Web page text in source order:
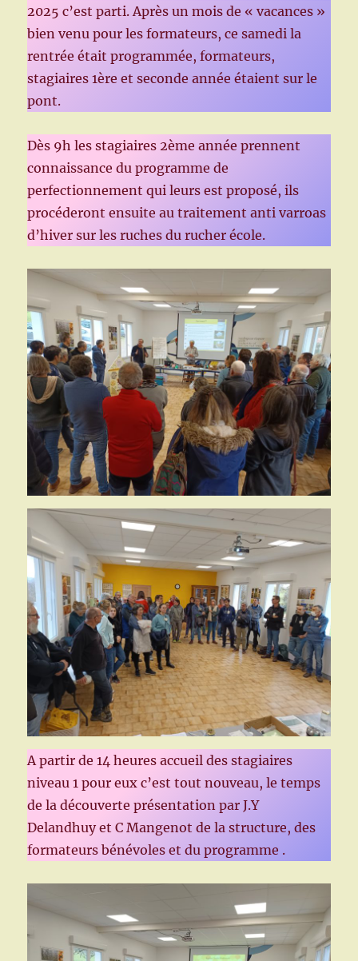
2025 c’est parti. Après un mois de « vacances »
bien venu pour les formateurs, ce samedi la
rentrée était programmée, formateurs,
stagiaires 1ère et seconde année étaient sur le
pont.
Dès 9h les stagiaires 2ème année prennent
connaissance du programme de
perfectionnement qui leurs est proposé, ils
procéderont ensuite au traitement anti varroas
d’hiver sur les ruches du rucher école.
A partir de 14 heures accueil des stagiaires
niveau 1 pour eux c’est tout nouveau, le temps
de la découverte présentation par J.Y
Delandhuy et C Mangenot de la structure, des
formateurs bénévoles et du programme .